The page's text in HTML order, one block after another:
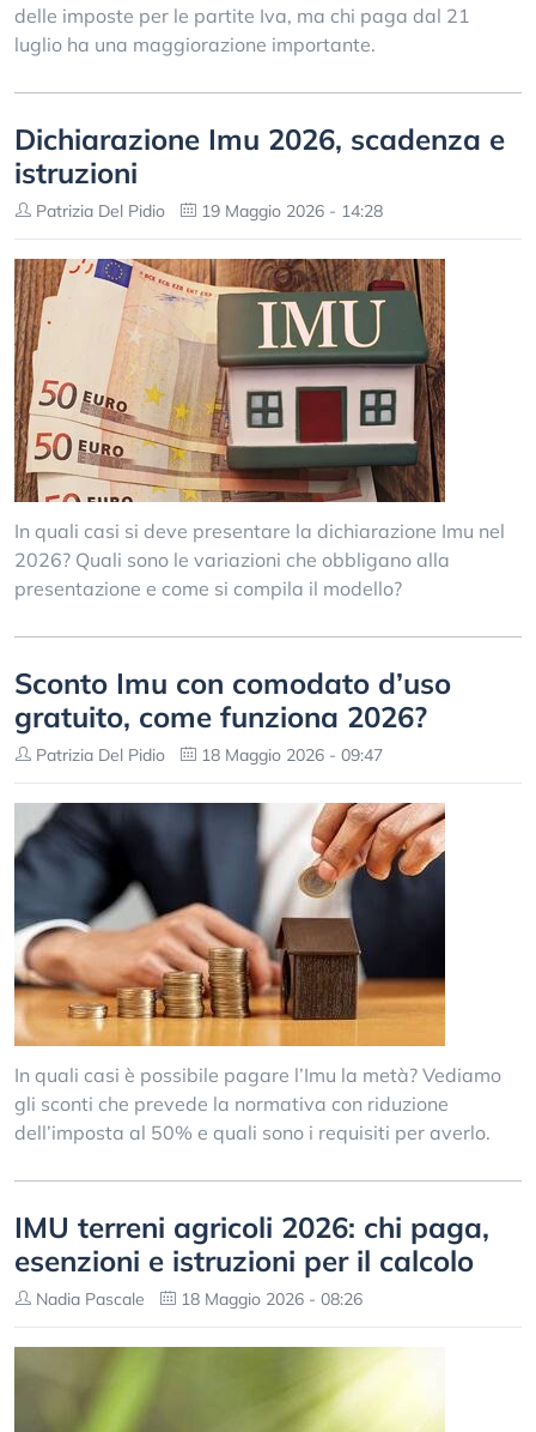
delle imposte per le partite Iva, ma chi paga dal 21
luglio ha una maggiorazione importante.
Dichiarazione Imu 2026, scadenza e
istruzioni
Patrizia Del Pidio 19 Maggio 2026 - 14:28
In quali casi si deve presentare la dichiarazione Imu nel
2026? Quali sono le variazioni che obbligano alla
presentazione e come si compila il modello?
Sconto Imu con comodato d’uso
gratuito, come funziona 2026?
Patrizia Del Pidio 18 Maggio 2026 - 09:47
In quali casi è possibile pagare l’Imu la metà? Vediamo
gli sconti che prevede la normativa con riduzione
dell’imposta al 50% e quali sono i requisiti per averlo.
IMU terreni agricoli 2026: chi paga,
esenzioni e istruzioni per il calcolo
Nadia Pascale 18 Maggio 2026 - 08:26